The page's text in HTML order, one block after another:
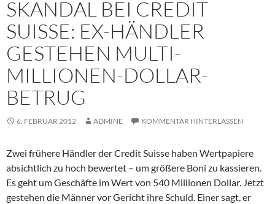
SKANDAL BEI CREDIT
SUISSE: EX-HÄNDLER
GESTEHEN MULTI-
MILLIONEN-DOLLAR-
BETRUG
6. FEBRUAR 2012 ADMINE KOMMENTAR HINTERLASSEN
Zwei frühere Händler der Credit Suisse haben Wertpapiere
absichtlich zu hoch bewertet – um größere Boni zu kassieren.
Es geht um Geschäfte im Wert von 540 Millionen Dollar. Jetzt
gestehen die Männer vor Gericht ihre Schuld. Einer sagt, er